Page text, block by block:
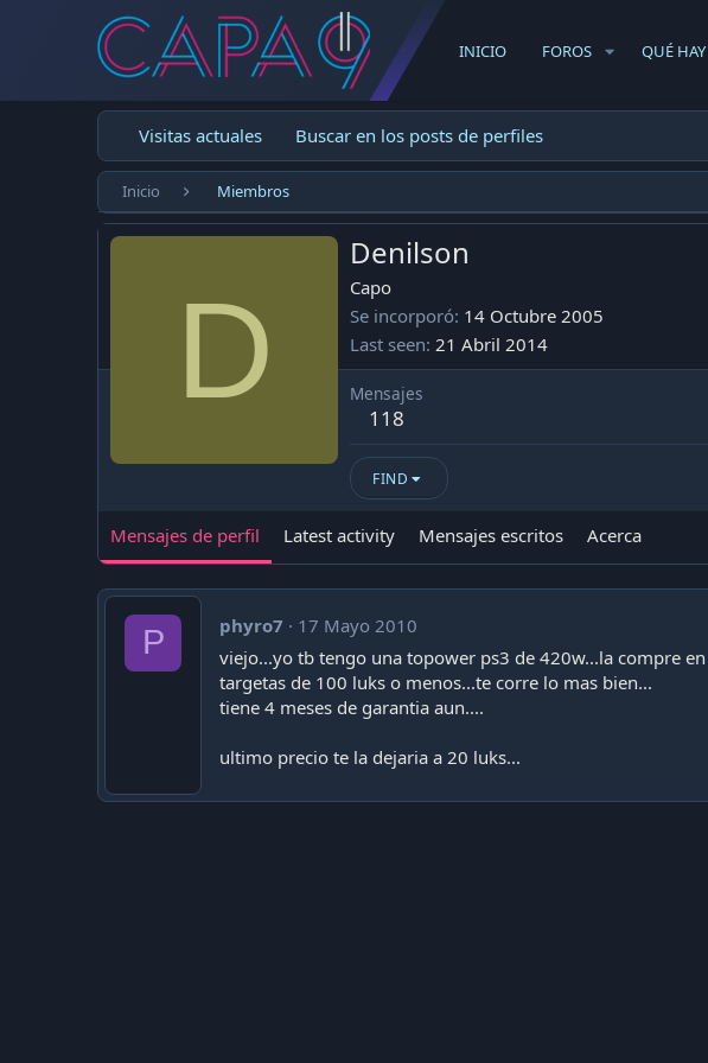
INICIO FOROS QUÉ
Visitas actuales Buscar en los posts de perfiles
Inicio Miembros
D
Denilson
Capo
Se incorporó 14 Octubre 2005
Last seen 21 Abril 2014
Mensajes
118
FIND
Mensajes de perfil Latest activity Mensajes escritos Acerca
P phyro7
17 Mayo 2010
viejo...yo tb tengo una topower ps3 de 420w...la compre
targetas de 100 luks o menos...te corre lo mas bien...
tiene 4 meses de garantia aun....
ultimo precio te la dejaria a 20 luks...